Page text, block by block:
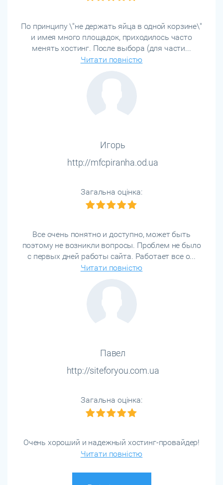
По принципу \"не держать яйца в одной корзине\"
и имея много площадок, приходилось часто
менять хостинг. После выбора (для части...
Читати повністю
Игорь
http://mfcpiranha.od.ua
Загальна оцінка:
Все очень понятно и доступно, может быть
поэтому не возникли вопросы. Проблем не было
с первых дней работы сайта. Работает все о...
Читати повністю
Павел
http://siteforyou.com.ua
Загальна оцінка:
Очень хороший и надежный хостинг-провайдер!
Читати повністю